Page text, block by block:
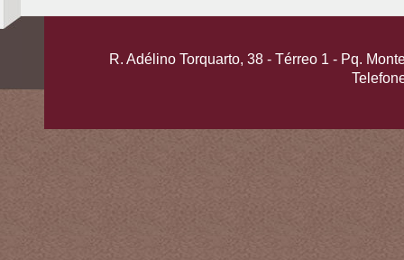
R. Adélino Torquarto, 38 - Térreo 1 - Pq.